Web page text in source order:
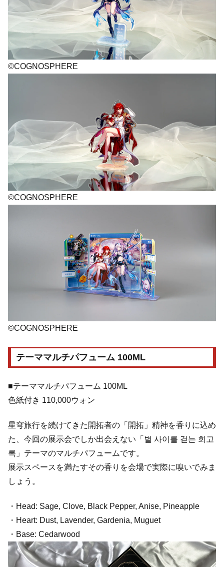
©COGNOSPHERE
©COGNOSPHERE
©COGNOSPHERE
テーママルチパフューム 100ML
■テーママルチパフューム 100ML
色紙付き 110,000ウォン
星穹旅行を続けてきた開拓者の「開拓」精神を香りに込め
た、今回の展示会でしか出会えない「별 사이를 걷는 회고
록」テーマのマルチパフュームです。
展示スペースを満たすその香りを会場で実際に嗅いでみま
しょう。
・Head: Sage, Clove, Black Pepper, Anise, Pineapple
・Heart: Dust, Lavender, Gardenia, Muguet
・Base: Cedarwood